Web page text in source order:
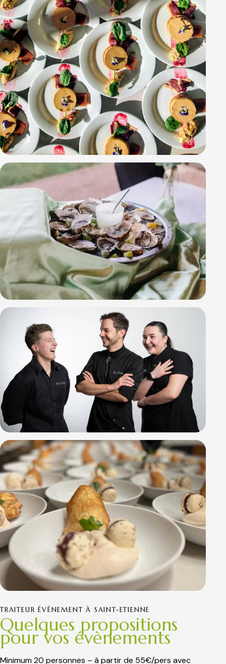
TRAITEUR ÉVÈNEMENT À SAINT-ETIENNE
Quelques propositions
pour vos évènements
Minimum 20 personnes – à partir de 55€/pers avec